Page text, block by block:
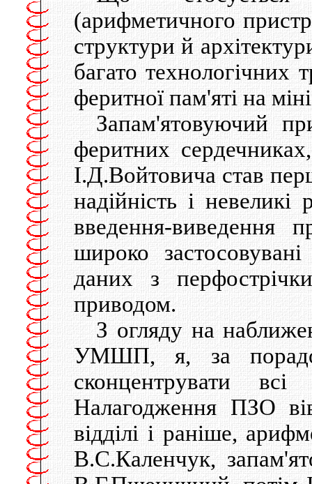
(арифметичного
структури й
багато технологічних
феритної пам'яті на
Запам'ятовуючий
феритних
І.Д.Войтовича став
надійність і
введення-виведення
широко
даних з
приводом.
З огляду на
УМШП, я, за
сконцентрувати
Налагодження ПЗО
відділі і раніше,
В.С.Каленчук,